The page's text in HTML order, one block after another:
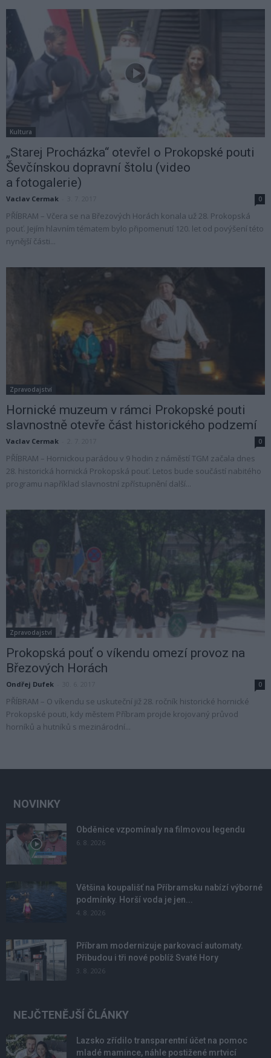
Kultura
„Starej Procházka“ otevřel o Prokopské pouti
Ševčínskou dopravní štolu (video
a fotogalerie)
Vaclav Cermak 0
PŘÍBRAM – Včera se na Březových Horách konala už 28. Prokopská
pouť. Jejím hlavním tématem bylo připomenutí 120. let od povýšení této
nynější části...
Zpravodajství
Hornické muzeum v rámci Prokopské pouti
slavnostně otevře část historického podzemí
Vaclav Cermak 0
PŘÍBRAM – Hornickou parádou v 9 hodin z náměstí TGM začala dnes
28. historická hornická Prokopská pouť. Letos bude součástí nabitého
programu například slavnostní zpřístupnění další...
Zpravodajství
Prokopská pouť o víkendu omezí provoz na
Březových Horách
Ondřej Dufek 0
PŘÍBRAM – O víkendu se uskuteční již 28. ročník historické hornické
Prokopské pouti, kdy městem Příbram projde krojovaný průvod
horníků a hutníků s mezinárodní...
NOVINKY
Obděnice vzpomínaly na filmovou legendu
6. 8. 2026
Většina koupališť na Příbramsku nabízí výborné
podmínky. Horší voda je jen...
4. 8. 2026
Příbram modernizuje parkovací automaty.
Přibudou i tři nové poblíž Svaté Hory
3. 8. 2026
NEJČTENĚJŠÍ ČLÁNKY
Lazsko zřídilo transparentní účet na pomoc
mladé mamince, náhle postižené mrtvicí